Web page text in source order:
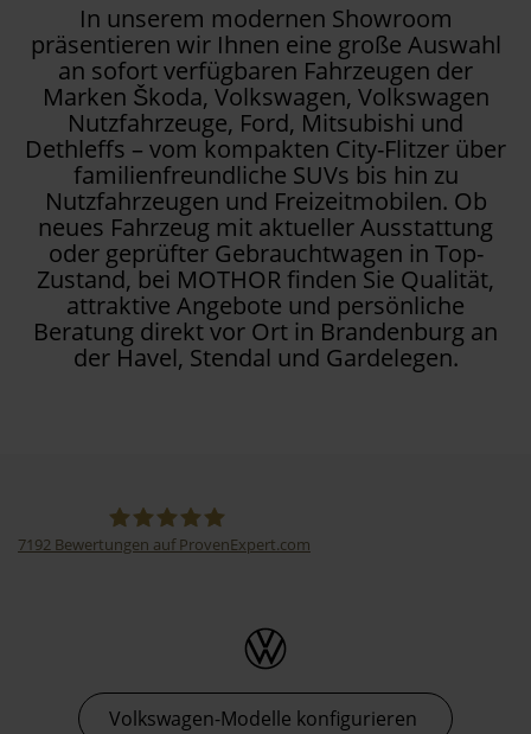
In unserem modernen Showroom
präsentieren wir Ihnen eine große Auswahl
an sofort verfügbaren Fahrzeugen der
Marken Škoda, Volkswagen, Volkswagen
Nutzfahrzeuge, Ford, Mitsubishi und
Dethleffs – vom kompakten City-Flitzer über
familienfreundliche SUVs bis hin zu
Nutzfahrzeugen und Freizeitmobilen. Ob
neues Fahrzeug mit aktueller Ausstattung
oder geprüfter Gebrauchtwagen in Top-
Zustand, bei MOTHOR finden Sie Qualität,
attraktive Angebote und persönliche
Beratung direkt vor Ort in Brandenburg an
der Havel, Stendal und Gardelegen.
7192 Bewertungen auf ProvenExpert.com
Volkswagen-Modelle konfigurieren